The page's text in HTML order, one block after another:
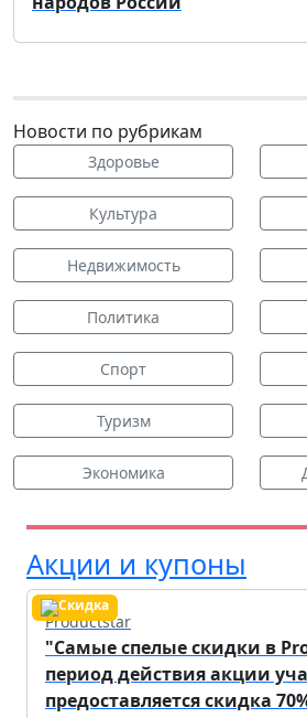
Новости по рубрикам
Здоровье
Культура
Недвижимость
Политика
Спорт
Туризм
Экономика
Акции и купоны
Productstar
"Самые спелые скидки в
период действия акции
предоставляется скидка